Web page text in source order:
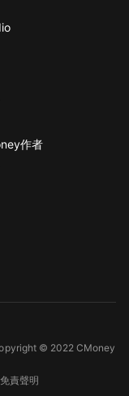
作者
© 2022 CMoney
免責聲明